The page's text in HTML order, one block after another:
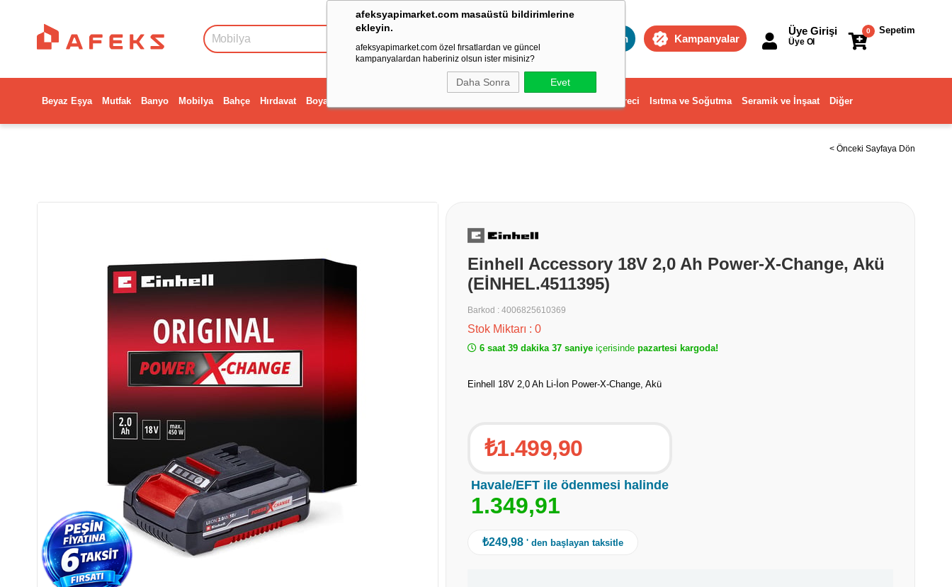
afeksyapimarket.com masaüstü bildirimlerine
ekleyin.
afeksyapimarket.com özel fırsatlardan ve güncel
kampanyalardan haberiniz olsun ister misiniz?
Daha Sonra Evet
Toptan Kampanyalar
Sepetim
0
Üye Girişi
Üye Ol
Beyaz Eşya Mutfak Banyo Mobilya Bahçe Hırdavat Boya Dekorasyon ve Ev Gereci Isıtma ve Soğutma Seramik ve İnşaat Diğer
< Önceki Sayfaya Dön
Einhell Accessory 18V 2,0 Ah Power-X-Change, Akü
(EİNHEL.4511395)
Barkod : 4006825610369
Stok Miktarı : 0
6 saat 39 dakika 37 saniye içerisinde pazartesi kargoda!
Einhell 18V 2,0 Ah Li-İon Power-X-Change, Akü
₺1.499,90
Havale/EFT ile ödenmesi halinde
1.349,91
₺249,98 ' den başlayan taksitle